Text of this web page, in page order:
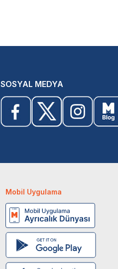
SOSYAL MEDYA
Mobil Uygulama